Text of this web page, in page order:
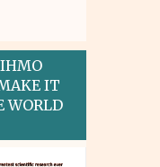
IT
WORLD